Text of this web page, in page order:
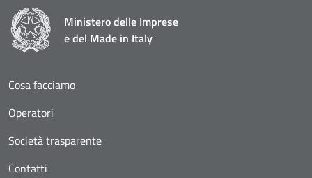
Ministero delle Imprese
e del Made in Italy
Cosa facciamo
Operatori
Società trasparente
Contatti